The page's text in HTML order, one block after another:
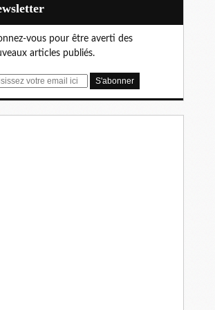
vous pour être averti des
articles publiés.